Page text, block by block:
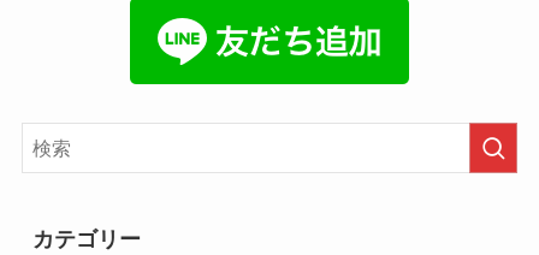
カテゴリー